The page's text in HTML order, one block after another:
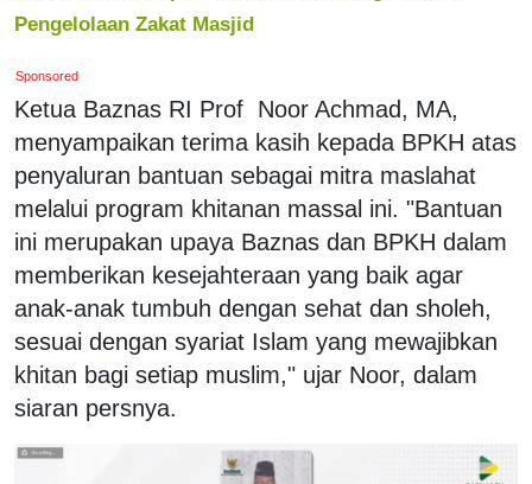
Pengelolaan Zakat Masjid
Sponsored
Ketua Baznas RI Prof Noor Achmad, MA,
menyampaikan terima kasih kepada BPKH atas
penyaluran bantuan sebagai mitra maslahat
melalui program khitanan massal ini. "Bantuan
ini merupakan upaya Baznas dan BPKH dalam
memberikan kesejahteraan yang baik agar
anak-anak tumbuh dengan sehat dan sholeh,
sesuai dengan syariat Islam yang mewajibkan
khitan bagi setiap muslim," ujar Noor, dalam
siaran persnya.